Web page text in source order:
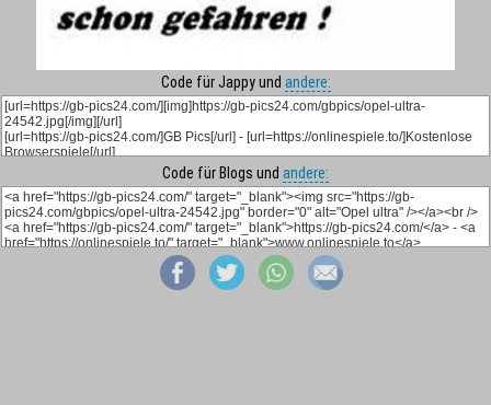
Code für Jappy und andere:
Code für Blogs und andere: